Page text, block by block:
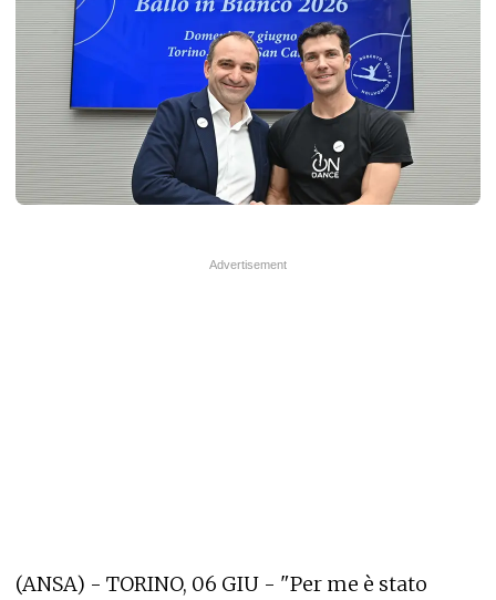
(ANSA) - TORINO, 06 GIU - "Per me è stato